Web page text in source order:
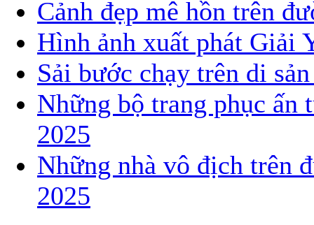
Cảnh đẹp mê hồn trên
Hình ảnh xuất phát Giải
Sải bước chạy trên di
Những bộ trang phục
2025
Những nhà vô địch trên
2025